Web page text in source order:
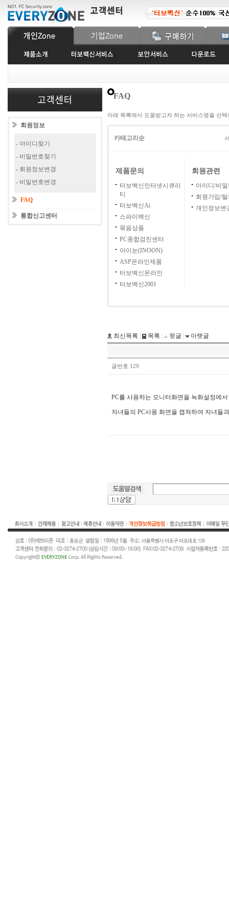
회원정보
- 아이디찾기
- 비밀번호찾기
- 회원정보변경
- 비밀번호변경
FAQ
통합신고센터
FAQ
아래 목록에서 도움받고자 하는 서비스명을 선택
카테고리순
제품문의
터보백신인터넷시큐리
티
터보백신Ai
스파이백신
묶음상품
PC종합검진센터
아이눈(INOON)
ASP온라인제품
터보백신온라인
터보백신2001
회원관련
아이디/비
회원가입/
개인정보변
최신목록 목록 윗글 아랫글
글번호 129
PC를 사용하는 모니터화면을 녹화설정에
자녀들의 PC사용 화면을 캡쳐하여 자녀들